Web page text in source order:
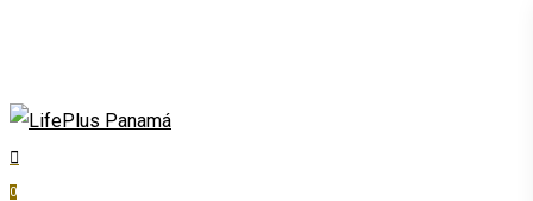
content
search
account
0